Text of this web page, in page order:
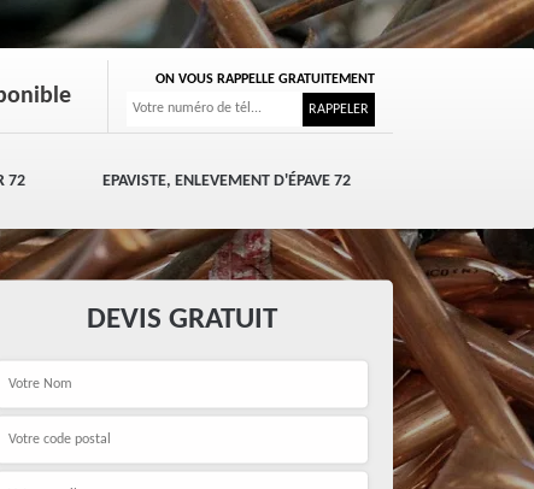
72 EPAVISTE, ENLEVEMENT D'ÉPAVE 72
ON VOUS RAPPELLE GRATUITEMENT
DEVIS GRATUIT